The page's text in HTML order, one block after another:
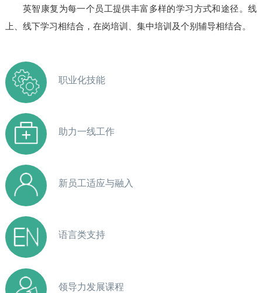
英智康复为每一个员工提供丰富多样的学习方式和途径。线
上、线下学习相结合，在岗培训、集中培训及个别辅导相结合。
职业化技能
助力一线工作
新员工适应与融入
语言类支持
领导力发展课程